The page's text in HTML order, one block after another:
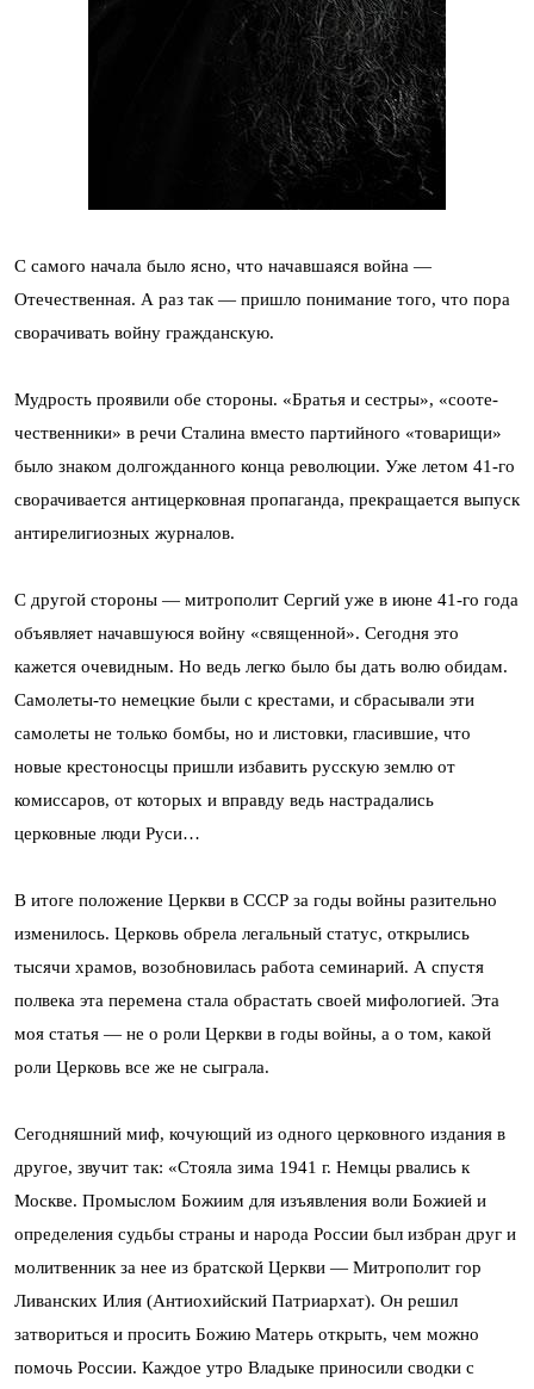
С самого начала было ясно, что начавшаяся война —
Отечественная. А раз так — пришло понимание того, что пора
сворачивать войну гражданскую.
Мудрость проявили обе стороны. «Братья и сестры», «сооте­
чественники» в речи Сталина вместо партийного «товарищи»
было знаком долгожданного конца революции. Уже летом 41-го
сворачивается антицерковная пропаганда, прекращается выпуск
антирелигиозных журналов.
С другой стороны — митрополит Сергий уже в июне 41-го года
объявляет начавшуюся войну «священной». Сегодня это
кажется очевидным. Но ведь легко было бы дать волю обидам.
Самолеты-то немецкие были с крестами, и сбрасывали эти
самолеты не только бомбы, но и листовки, гласившие, что
новые крестоносцы пришли избавить русскую землю от
комиссаров, от которых и вправду ведь настрадались
церковные люди Руси…
В итоге положение Церкви в СССР за годы войны разительно
изменилось. Церковь обрела легальный статус, открылись
тысячи храмов, возобновилась работа семинарий. А спустя
полвека эта перемена стала обрастать своей мифологией. Эта
моя статья — не о роли Церкви в годы войны, а о том, какой
роли Церковь все же не сыграла.
Сегодняшний миф, кочующий из одного церковного издания в
другое, звучит так: «Стояла зима 1941 г. Немцы рвались к
Москве. Промыслом Божиим для изъявления воли Божией и
определения судьбы страны и народа России был избран друг и
молитвенник за нее из братской Церкви — Митрополит гор
Ливанских Илия (Антиохийский Патриархат). Он решил
затвориться и просить Божию Матерь открыть, чем можно
помочь России. Каждое утро Владыке приносили сводки с